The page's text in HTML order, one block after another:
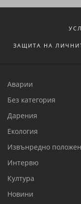
ЗАЩИТА НА
Аварии
Без категория
Дарения
Екология
Извънредно
Интервю
Култура
Новини